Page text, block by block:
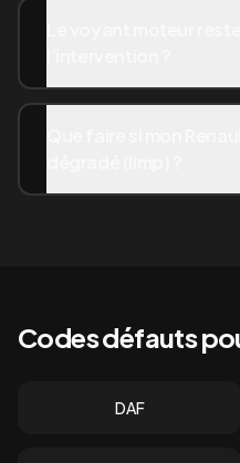
Codes défauts
DAF